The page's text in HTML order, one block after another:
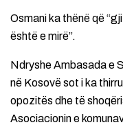
Osmani ka thënë që
është e mirë”.
Ndryshe Ambasada e
në Kosovë sot i ka
opozitës dhe të
Asociacionin e